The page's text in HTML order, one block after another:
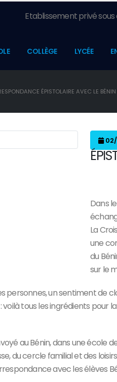
Etablissement privé
COLLÈGE LYCÉE
ÉPISTOLAIRE AVEC LE BÉNIN
02/
Dans
La
une
du
sur le
personnes, un sentiment de
: voilà tous les ingrédients
au Bénin, dans une école
du cercle familial et des
avec les élèves